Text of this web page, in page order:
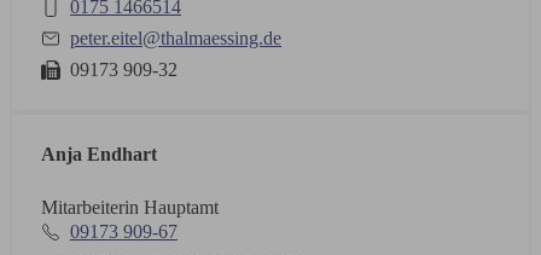
0175 1466514
peter.eitel@thalmaessing.de
09173 909-32
Anja Endhart
Mitarbeiterin Hauptamt
09173 909-67